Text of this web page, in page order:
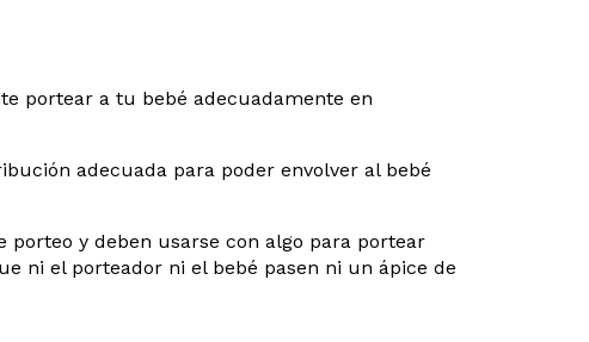
portear a tu bebé adecuadamente en
adecuada para poder envolver al bebé
y deben usarse con algo para portear
ni el porteador ni el bebé pasen ni un ápice de